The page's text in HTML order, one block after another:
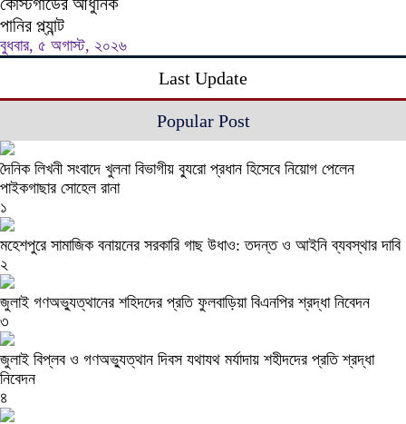
পানির প্ল্যান্ট
বুধবার, ৫ অগাস্ট, ২০২৬
Last Update
Popular Post
দৈনিক লিখনী সংবাদে খুলনা বিভাগীয় ব্যুরো প্রধান হিসেবে নিয়োগ পেলেন
পাইকগাছার সোহেল রানা
১
মহেশপুরে সামাজিক বনায়নের সরকারি গাছ উধাও: তদন্ত ও আইনি ব্যবস্থার দাবি
২
জুলাই গণঅভ্যুত্থানের শহিদদের প্রতি ফুলবাড়িয়া বিএনপির শ্রদ্ধা নিবেদন
৩
জুলাই বিপ্লব ও গণঅভ্যুত্থান দিবস যথাযথ মর্যাদায় শহীদদের প্রতি শ্রদ্ধা
নিবেদন
৪